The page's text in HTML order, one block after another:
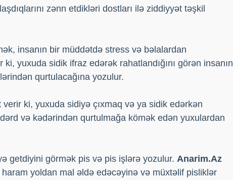
zənn etdikləri dostları ilə ziddiyyət təşkil
insanın bir müddətdə stress və bəlalardan
ki, yuxuda sidik ifraz edərək rahatlandığını görən insanın
qurtulacağına yozulur.
verir ki, yuxuda sidiyə çıxmaq və ya sidik edərkən
və kədərindən qurtulmağa kömək edən yuxulardan
getdiyini görmək pis və pis işlərə yozulur. Anarim.Az
yoldan mal əldə edəcəyinə və müxtəlif pisliklər